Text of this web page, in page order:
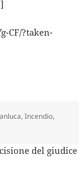
CF/?taken-
,Incendio,
Il Volo coinvolto in